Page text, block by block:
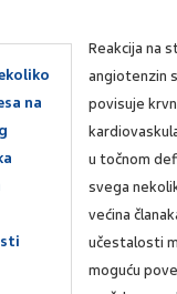
na
Reakcija na
angiotenzin
povisuje
u točnom
svega
većina
učestalosti
moguću